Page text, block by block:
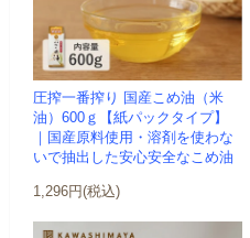
圧搾一番搾り 国産こめ油（米
油）600ｇ【紙パックタイプ】
｜国産原料使用・溶剤を使わな
いで抽出した安心安全なこめ油
1,296円(税込)